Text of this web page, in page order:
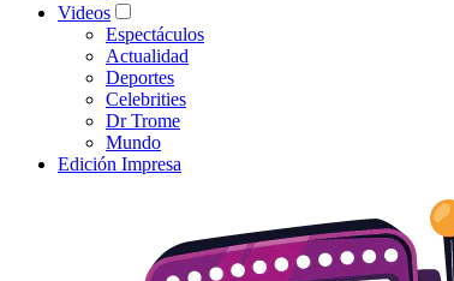
Videos
Espectáculos
Actualidad
Deportes
Celebrities
Dr Trome
Mundo
Edición Impresa